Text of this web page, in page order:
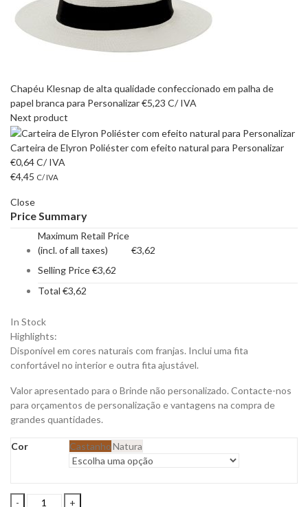
Chapéu Klesnap de alta qualidade confeccionado em palha de
papel branca para Personalizar€5,23 C/ IVA
Next product
Carteira de Elyron Poliéster com efeito natural para Personalizar
€0,64C/ IVA
€4,45 C/ IVA
Close
Price Summary
Maximum Retail Price
(incl. of all taxes)
€3,62
Selling Price€3,62
Total €3,62
In Stock
Highlights:
Disponível em cores naturais com franjas. Inclui uma fita
confortável no interior e outra fita ajustável.
Valor apresentado para o Brinde não personalizado. Contacte-nos
para orçamentos de personalização e vantagens na compra de
grandes quantidades.
Cor CastanhoNatura
Chapéu